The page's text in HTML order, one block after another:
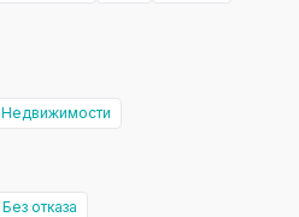
Недвижимости
Без отказа